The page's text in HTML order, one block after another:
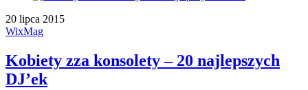
20 lipca 2015
WixMag
Kobiety zza konsolety – 20 najlepszych
DJ’ek